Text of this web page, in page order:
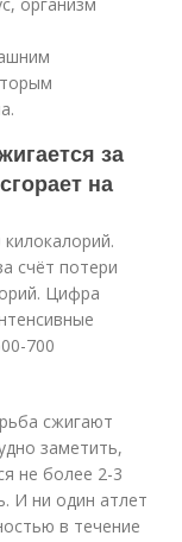
за
на
счёт потери
Цифра
700
сжигают
заметить,
не более 2-3
И ни один атлет
в течение